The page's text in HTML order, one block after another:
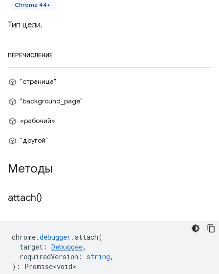
Chrome 44+
Тип цели.
ПЕРЕЧИСЛЕНИЕ
"страница"
"background_page"
«рабочий»
"другой"
Методы
attach()
chrome.debugger .attach(
target : Debuggee,
requiredVersion : string,
) : Promise<void>